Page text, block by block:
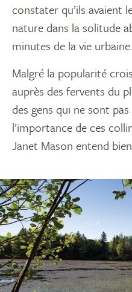
constater qu’ils avaient
nature dans la solitude
minutes de la vie urbaine.
Malgré la popularité
auprès des fervents du
des gens qui ne sont
l’importance de ces
Janet Mason entend